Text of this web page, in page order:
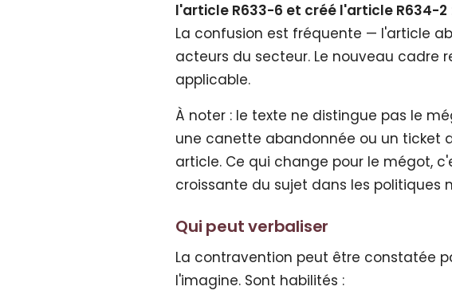
l'article R633-6 et créé l'article R634-2
La confusion est fréquente — l'article
acteurs du secteur. Le nouveau
applicable.
À noter : le texte ne distingue pas le
une canette abandonnée ou un ticket
article. Ce qui change pour le mégot,
croissante du sujet dans les politiques
Qui peut verbaliser
La contravention peut être constatée
l'imagine. Sont habilités :